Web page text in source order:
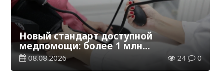
Новый стандарт доступной
медпомощи: более 1 млн
казахстанцев получили
телемедицинские услуги
08.08.2026 24 0